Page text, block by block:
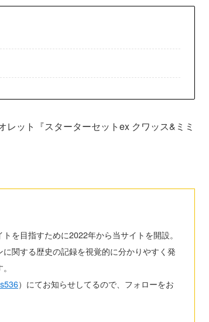
ット『スターターセットex クワッス&ミミ
を目指すために2022年から当サイトを開設。
関する歴史の記録を視覚的に分かりやすく発
）にてお知らせしてるので、フォローをお